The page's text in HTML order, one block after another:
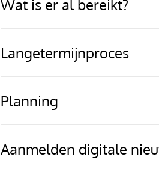
Wat is er al bereikt?
Langetermijnproces
Planning
Aanmelden digitale